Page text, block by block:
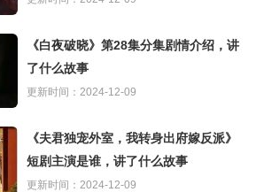
《白夜破晓》第28集分集剧情介绍，讲
了什么故事
更新时间：2024-12-09
《夫君独宠外室，我转身出府嫁反派》
短剧主演是谁，讲了什么故事
更新时间：2024-12-09